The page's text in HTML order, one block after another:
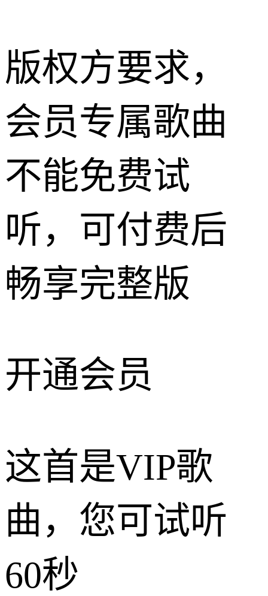
版权方要求，
会员专属歌曲
不能免费试
听，可付费后
畅享完整版
开通会员
这首是VIP歌
曲，您可试听
60秒